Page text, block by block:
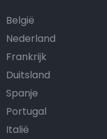
België
Nederland
Frankrijk
Duitsland
Spanje
Portugal
Italië